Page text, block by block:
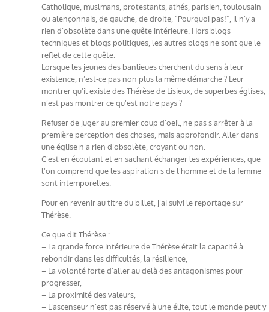
Catholique, muslmans, protestants, athés, parisien, toulousain
ou alençonnais, de gauche, de droite, "Pourquoi pas!", il n’y a
rien d’obsolète dans une quête intérieure. Hors blogs
techniques et blogs politiques, les autres blogs ne sont que le
reflet de cette quête.
Lorsque les jeunes des banlieues cherchent du sens à leur
existence, n’est-ce pas non plus la même démarche ? Leur
montrer qu’il existe des Thérèse de Lisieux, de superbes églises,
n’est pas montrer ce qu’est notre pays ?
Refuser de juger au premier coup d’oeil, ne pas s’arrêter à la
première perception des choses, mais approfondir. Aller dans
une église n’a rien d’obsolète, croyant ou non.
C’est en écoutant et en sachant échanger les expériences, que
l’on comprend que les aspiration s de l’homme et de la femme
sont intemporelles.
Pour en revenir au titre du billet, j’ai suivi le reportage sur
Thérèse.
Ce que dit Thérèse :
– La grande force intérieure de Thérèse était la capacité à
rebondir dans les difficultés, la résilience,
– La volonté forte d’aller au delà des antagonismes pour
progresser,
– La proximité des valeurs,
– L’ascenseur n’est pas réservé à une élite, tout le monde peut y